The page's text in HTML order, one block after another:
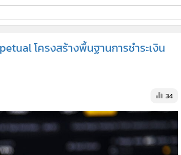
โครงสร้างพื้นฐานการชำระเงิน
34